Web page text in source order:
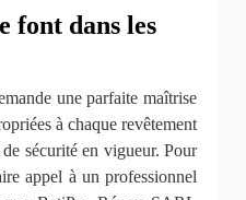
font dans les
une parfaite maîtrise
à chaque revêtement
sécurité en vigueur. Pour
appel à un professionnel